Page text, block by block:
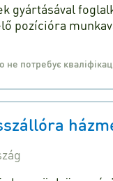
gyártásával
pozícióra
потребує